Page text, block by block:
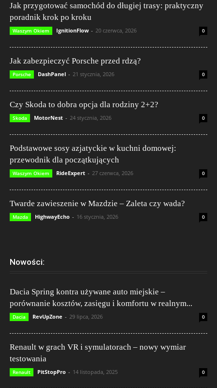
Jak przygotować samochód do długiej trasy: praktyczny
poradnik krok po kroku
Waszym Okiem IgnitionFlow - 20 czerwca, 2026 0
Jak zabezpieczyć Porsche przed rdzą?
Porsche DashPanel - 21 stycznia, 2026 0
Czy Skoda to dobra opcja dla rodziny 2+2?
Skoda MotorNest - 24 stycznia, 2026 0
Podstawowe sosy azjatyckie w kuchni domowej:
przewodnik dla początkujących
Waszym Okiem RideExpert - 27 czerwca, 2026 0
Twarde zawieszenie w Mazdzie – Zaleta czy wada?
Mazda HighwayEcho - 16 stycznia, 2026 0
Nowości:
Dacia Spring kontra używane auto miejskie –
porównanie kosztów, zasięgu i komfortu w realnym...
Dacia RevUpZone - 29 lipca, 2026 0
Renault w grach VR i symulatorach – nowy wymiar
testowania
Renault PitStopPro - 14 listopada, 2025 0